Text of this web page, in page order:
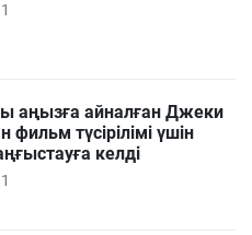
1
аңызға айналған Джеки
фильм түсірілімі үшін
келді
1